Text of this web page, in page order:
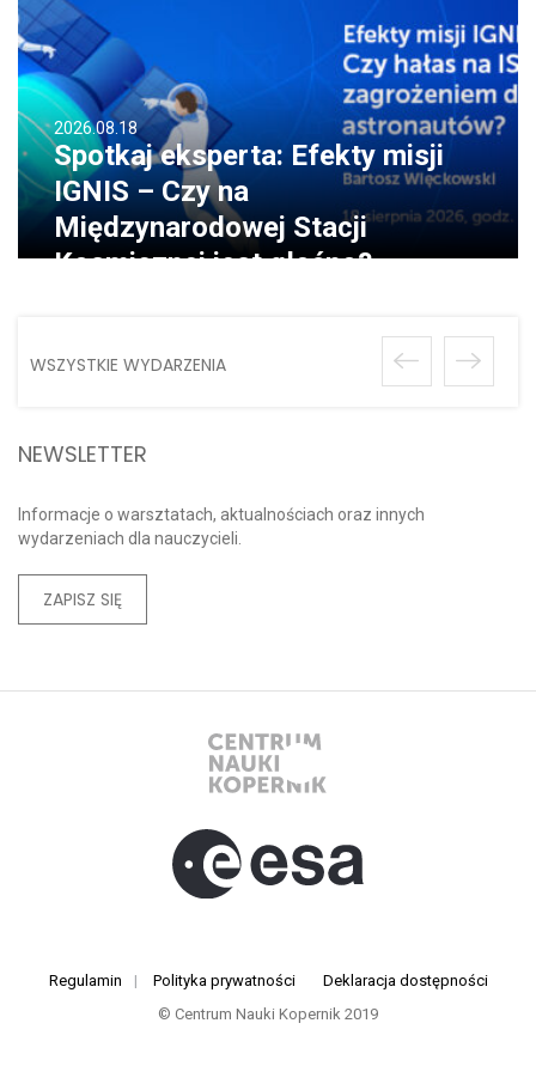
2026.08.18
Spotkaj eksperta: Efekty misji
IGNIS – Czy na
Międzynarodowej Stacji
Kosmicznej jest głośno?
WSZYSTKIE WYDARZENIA
NEWSLETTER
Informacje o warsztatach, aktualnościach oraz innych
wydarzeniach dla nauczycieli.
ZAPISZ SIĘ
Regulamin | Polityka prywatności
Deklaracja dostępności
© Centrum Nauki Kopernik 2019